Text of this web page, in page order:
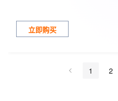
立即购买
1 2